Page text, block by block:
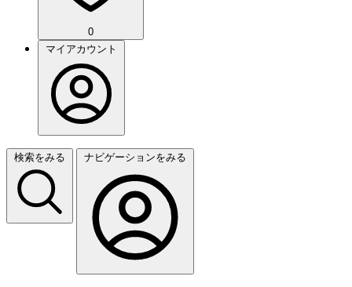
0
マイアカウント
検索をみる ナビゲーションをみる